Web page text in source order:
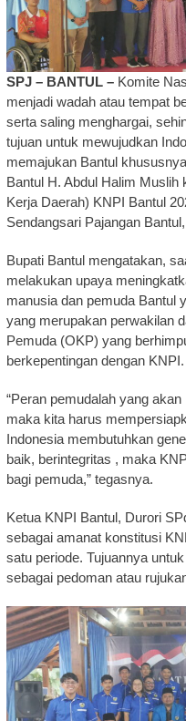
SPJ – BANTUL –Komite
menjadi wadah atau tempat
serta saling menghargai,
tujuan untuk mewujudkan
memajukan Bantul
Bantul H. Abdul Halim
Kerja Daerah) KNPI Bantul
Sendangsari Pajangan
Bupati Bantul mengatakan,
melakukan upaya
manusia dan pemuda Bantul
yang merupakan perwakilan
Pemuda (OKP) yang
berkepentingan dengan KNPI.
“Peran pemudalah yang
maka kita harus
Indonesia membutuhkan
baik, berintegritas , maka
bagi pemuda,” tegasnya.
Ketua KNPI Bantul, Durori
sebagai amanat konstitusi
satu periode. Tujuannya
sebagai pedoman atau